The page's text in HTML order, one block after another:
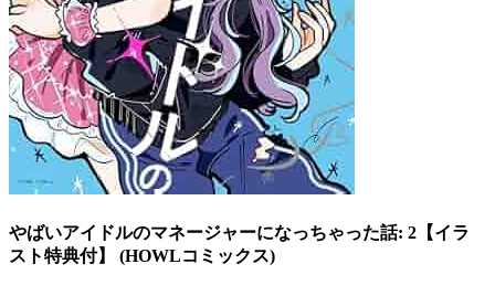
やばいアイドルのマネージャーになっちゃった話: 2【イラ
スト特典付】 (HOWLコミックス)